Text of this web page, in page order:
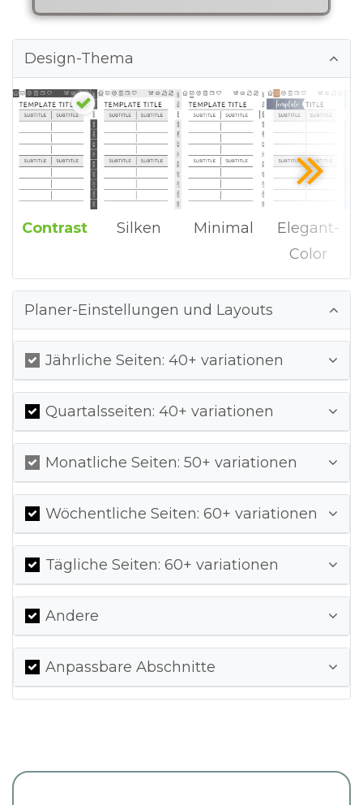
Design-Thema
Contrast Silken Minimal
Elegant-
Color
Planer-Einstellungen und Layouts
Jährliche Seiten: 40+ variationen
Quartalsseiten: 40+ variationen
Monatliche Seiten: 50+ variationen
Wöchentliche Seiten: 60+ variationen
Tägliche Seiten: 60+ variationen
Andere
Anpassbare Abschnitte